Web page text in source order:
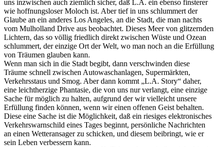
uns inzwischen auch ziemlich sicher, daß L.A. ein ebenso finsterer
wie hoffnungsloser Moloch ist. Aber tief in uns schlummert der
Glaube an ein anderes Los Angeles, an die Stadt, die man nachts
vom Mulholland Drive aus beobachtet. Dieses Meer von glitzernden
Lichtern, das so völlig friedlich direkt zwischen Wüste und Ozean
schlummert, der einzige Ort der Welt, wo man noch an die Erfüllung
von Träumen glauben kann.
Wenn man sich in die Stadt begibt, dann verschwinden diese
Träume schnell zwischen Autowaschanlagen, Supermärkten,
Verkehrsstaus und Smog. Aber dann kommt „L.A. Story“ daher,
eine leichtherzige Phantasie, die von uns nur verlangt, eine einzige
Sache für möglich zu halten, aufgrund der wir vielleicht unsere
Erfüllung finden können, wenn wir einen offenen Geist behalten.
Diese eine Sache ist die Möglichkeit, daß ein riesiges elektronisches
Verkehrswarnschild eines Tages beginnt, persönliche Nachrichten
an einen Wetteransager zu schicken, und diesem beibringt, wie er
sein Leben verbessern kann.